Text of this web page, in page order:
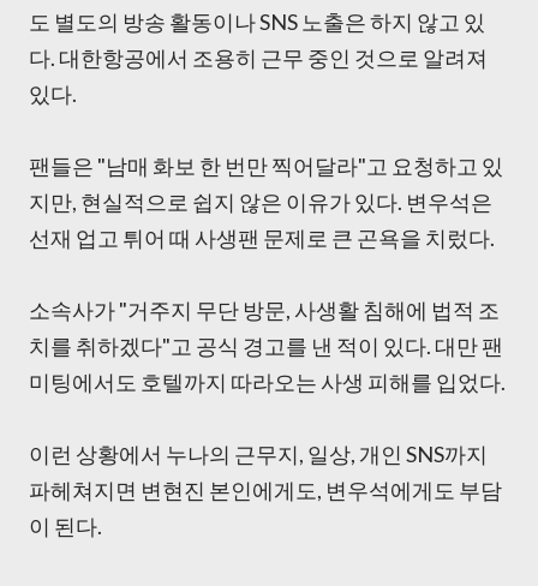
도 별도의 방송 활동이나 SNS 노출은 하지 않고 있
다. 대한항공에서 조용히 근무 중인 것으로 알려져
있다.
팬들은 "남매 화보 한 번만 찍어달라"고 요청하고 있
지만, 현실적으로 쉽지 않은 이유가 있다. 변우석은
선재 업고 튀어 때 사생팬 문제로 큰 곤욕을 치렀다.
소속사가 "거주지 무단 방문, 사생활 침해에 법적 조
치를 취하겠다"고 공식 경고를 낸 적이 있다. 대만 팬
미팅에서도 호텔까지 따라오는 사생 피해를 입었다.
이런 상황에서 누나의 근무지, 일상, 개인 SNS까지
파헤쳐지면 변현진 본인에게도, 변우석에게도 부담
이 된다.